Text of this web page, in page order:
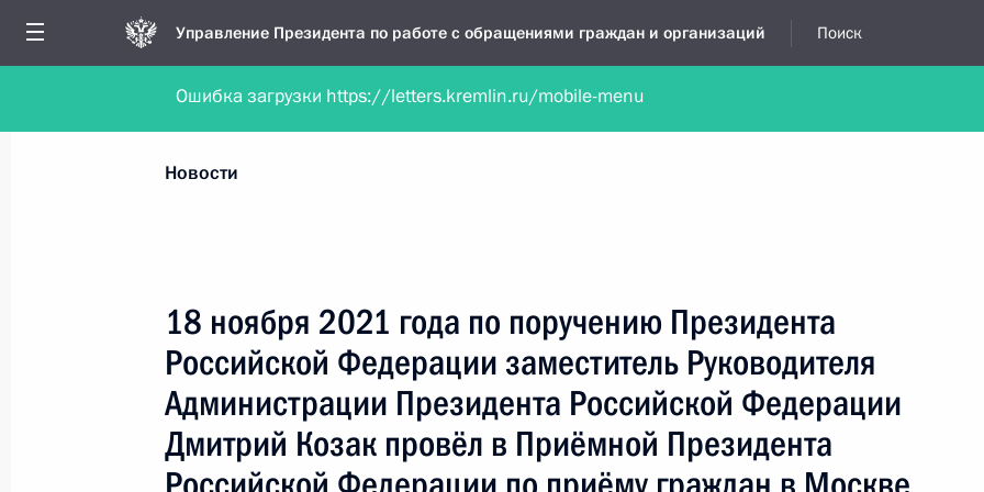
Управление Президента по работе с обращениями граждан и организаций Поиск
Обратиться в форме электронного документа Обратиться в устной форме
Все новости
Все руководители, регионы, города и темы
Новости
18 ноября 2021 года по поручению Президента
Российской Федерации заместитель Руководителя
Администрации Президента Российской Федерации
Дмитрий Козак провёл в Приёмной Президента
Ошибка загрузки https://letters.kremlin.ru/mobile-menu